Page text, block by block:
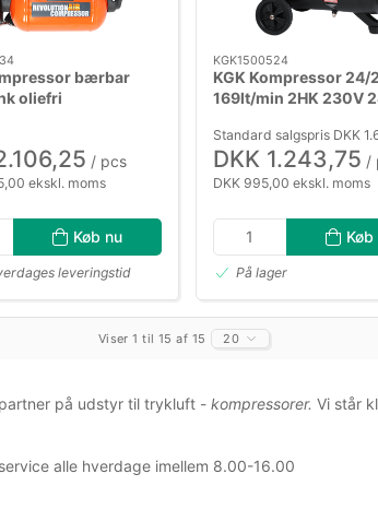
bærbar
oliefri
/ pcs
ekskl. moms
Køb nu
leveringstid
KGK1500524
KGK Kompressor 24/
169lt/min 2HK 230V
Standard salgspris DKK
DKK 1.243,75 /
DKK 995,00 ekskl. moms
Køb
På lager
Viser 1 til 15 af 15 20
på udstyr til trykluft - kompressorer. Vi står
alle hverdage imellem 8.00-16.00